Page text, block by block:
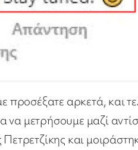
αρκετά, και
μετρήσουμε μαζί
και